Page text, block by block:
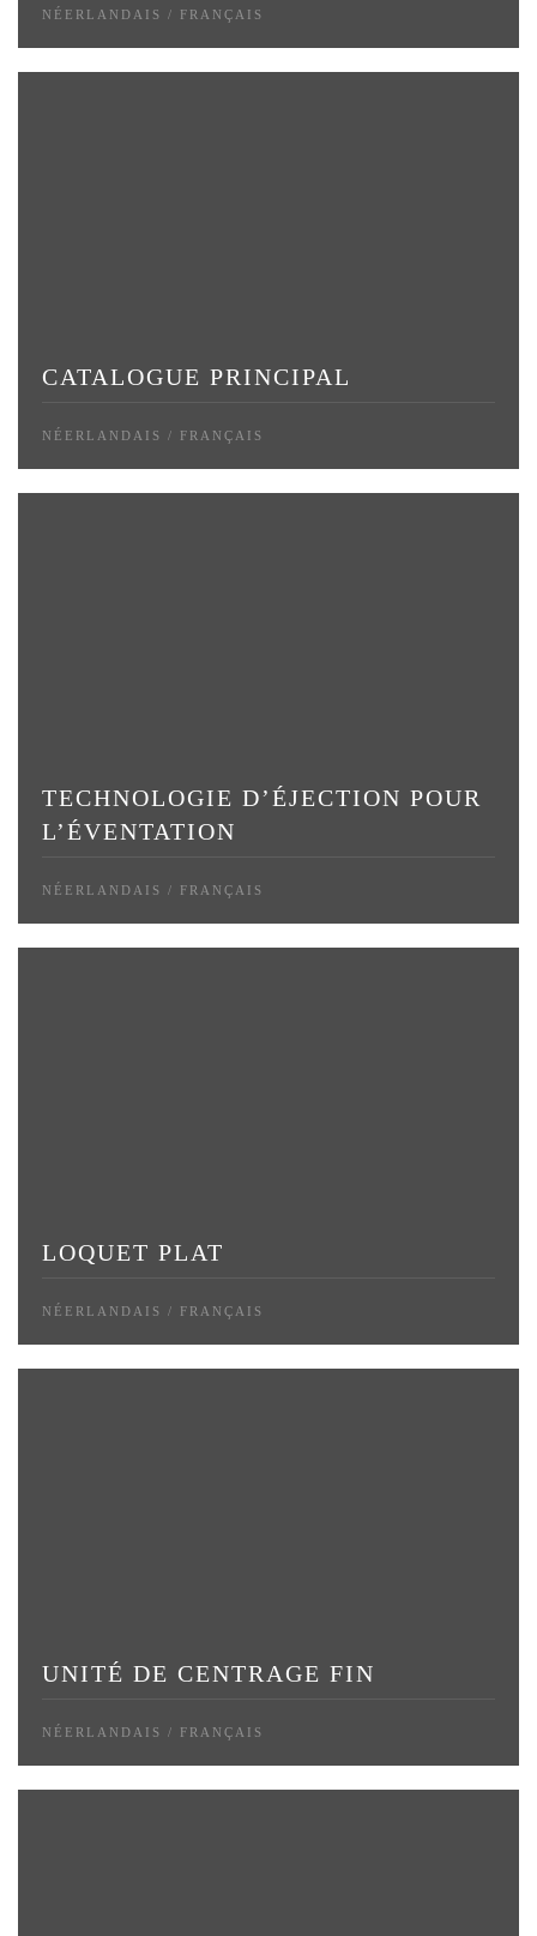
NÉERLANDAIS / FRANÇAIS
CATALOGUE PRINCIPAL
NÉERLANDAIS / FRANÇAIS
TECHNOLOGIE D’ÉJECTION POUR
L’ÉVENTATION
NÉERLANDAIS / FRANÇAIS
LOQUET PLAT
NÉERLANDAIS / FRANÇAIS
UNITÉ DE CENTRAGE FIN
NÉERLANDAIS / FRANÇAIS